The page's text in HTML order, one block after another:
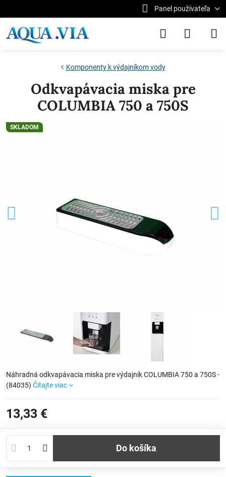
Panel používateľa
SKLADOM
Komponenty k výdajníkom vody
Odkvapávacia miska pre
COLUMBIA 750 a 750S
Náhradná odkvapávacia miska pre výdajník COLUMBIA 750 a 750S -
(84035) Čítajte viac
13,33 €
Do košíka